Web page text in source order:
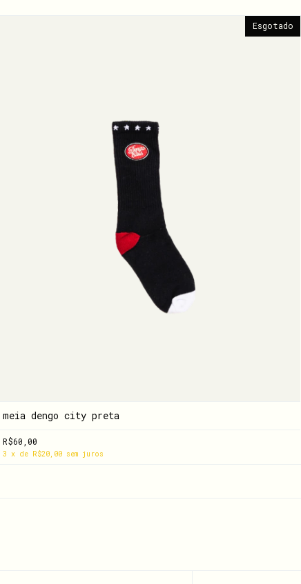
Esgotado
meia dengo city preta
R$60,00
3 x de R$20,00 sem juros